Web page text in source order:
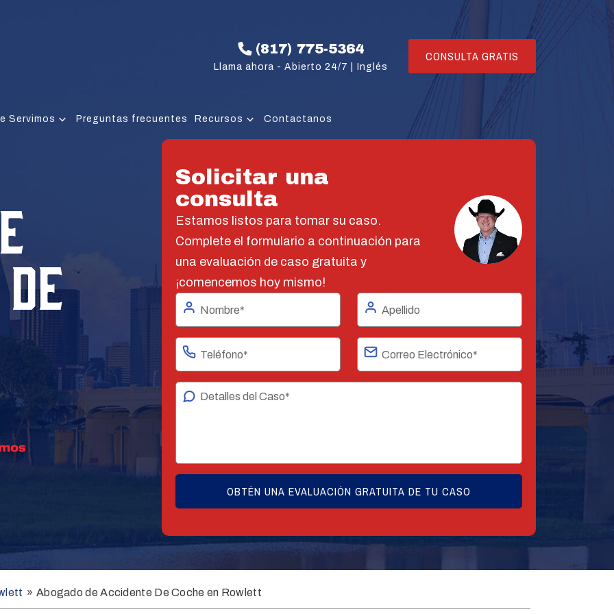
(817) 775-5364
Llama ahora - Abierto 24/7 | Inglés
CONSULTA GRATIS
Servimos Preguntas frecuentes Recursos Contactanos
Solicitar una
consulta
Estamos listos para tomar su caso.
Complete el formulario a continuación para
una evaluación de caso gratuita y
¡comencemos hoy mismo!
» Abogado de Accidente De Coche en Rowlett